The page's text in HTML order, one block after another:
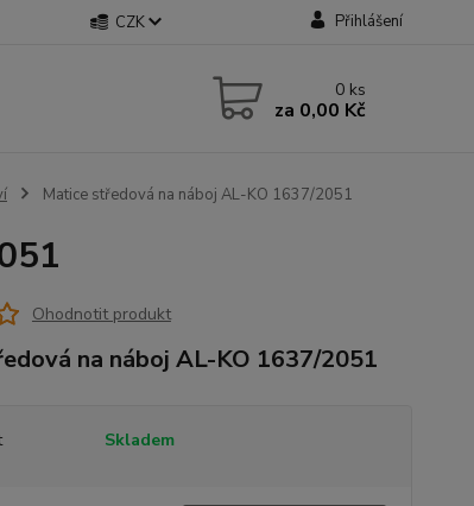
CZK Přihlášení
0 ks
za 0,00 Kč
Matice středová na náboj AL-KO 1637/2051
Ohodnotit produkt
na náboj AL-KO 1637/2051
Skladem